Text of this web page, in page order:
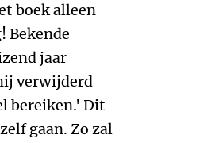
boek alleen
Bekende
jaar
verwijderd
bereiken.' Dit
gaan. Zo zal